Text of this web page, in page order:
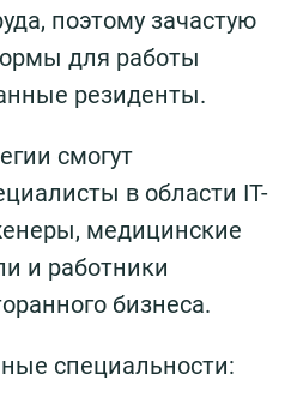
поэтому зачастую
для работы
резиденты.
смогут
в области IT-
медицинские
и работники
бизнеса.
специальности: